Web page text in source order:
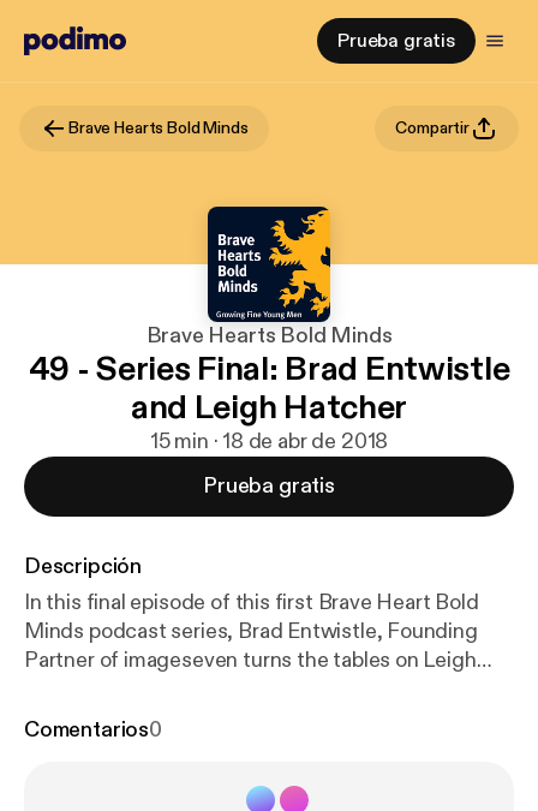
Prueba gratis
Brave Hearts Bold Minds Compartir
Brave Hearts Bold Minds
49 - Series Final: Brad Entwistle
and Leigh Hatcher
15 min · 18 de abr de 2018
Prueba gratis
Descripción
In this final episode of this first Brave Heart Bold
Minds podcast series, Brad Entwistle, Founding
Partner of imageseven turns the tables on Leigh
interviewing educators from The Scots College.
Comentarios0